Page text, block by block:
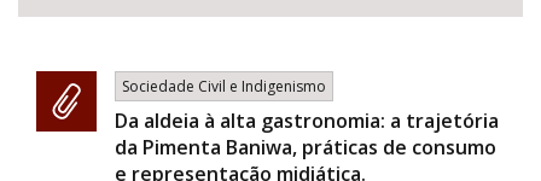
Sociedade Civil e Indigenismo
Da aldeia à alta gastronomia: a trajetória
da Pimenta Baniwa, práticas de consumo
e representação midiática.